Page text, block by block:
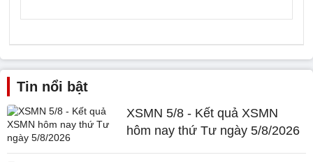
Tin nổi bật
XSMN 5/8 - Kết quả XSMN
hôm nay thứ Tư ngày 5/8/2026